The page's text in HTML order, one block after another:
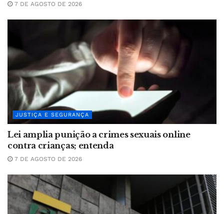
7 DE AGOSTO DE 2026
JUSTIÇA E SEGURANÇA
Lei amplia punição a crimes sexuais online
contra crianças; entenda
7 DE AGOSTO DE 2026